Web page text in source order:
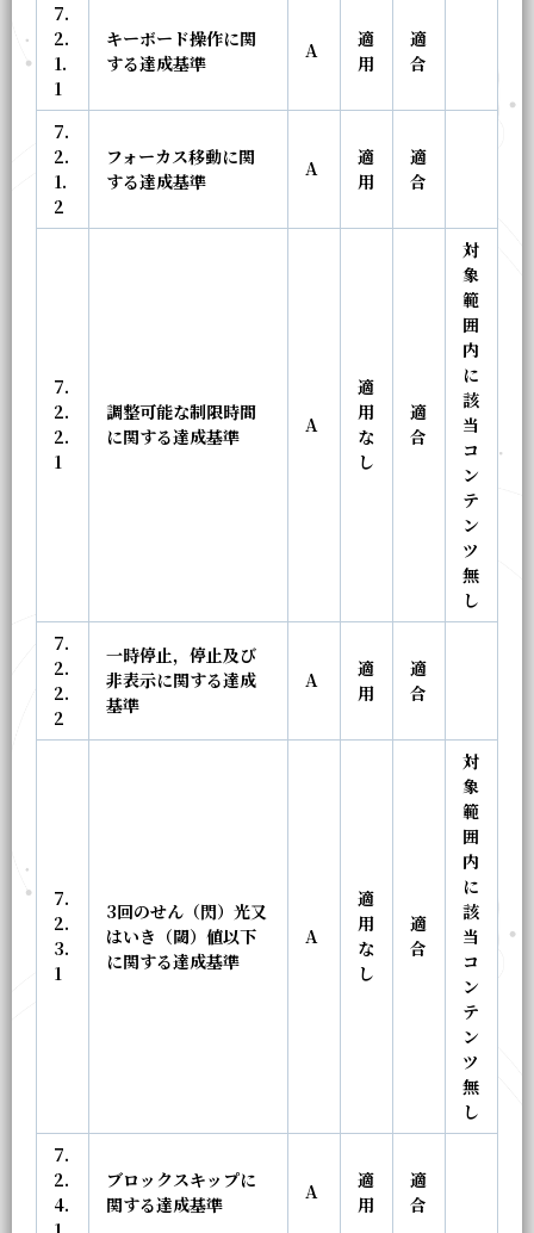
7.
2.
1.
1
キーボード操作に関
する達成基準
A
適
用
適
合
7.
2.
1.
2
フォーカス移動に関
する達成基準
A
適
用
適
合
7.
2.
2.
1
調整可能な制限時間
に関する達成基準
A
適
用
な
し
適
合
対
象
範
囲
内
に
該
当
コ
ン
テ
ン
ツ
無
し
7.
2.
2.
2
一時停止，停止及び
非表示に関する達成
基準
A
適
用
適
合
7.
2.
3.
1
3回のせん（閃）光又
はいき（閾）値以下
に関する達成基準
A
適
用
な
し
適
合
対
象
範
囲
内
に
該
当
コ
ン
テ
ン
ツ
無
し
7.
2.
4.
ブロックスキップに
関する達成基準
A
適
用
適
合